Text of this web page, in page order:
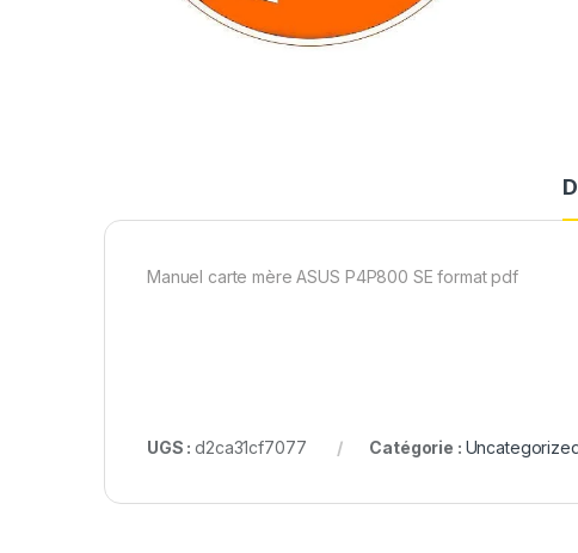
Manuel carte mère ASUS P4P800 SE format pdf
UGS :d2ca31cf7077 Catégorie : Uncategorized